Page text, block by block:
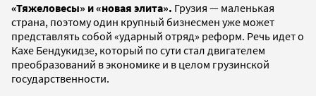
«Тяжеловесы» и «новая элита». Грузия — маленькая
страна, поэтому один крупный бизнесмен уже может
представлять собой «ударный отряд» реформ. Речь идет о
Кахе Бендукидзе, который по сути стал двигателем
преобразований в экономике и в целом грузинской
государственности.